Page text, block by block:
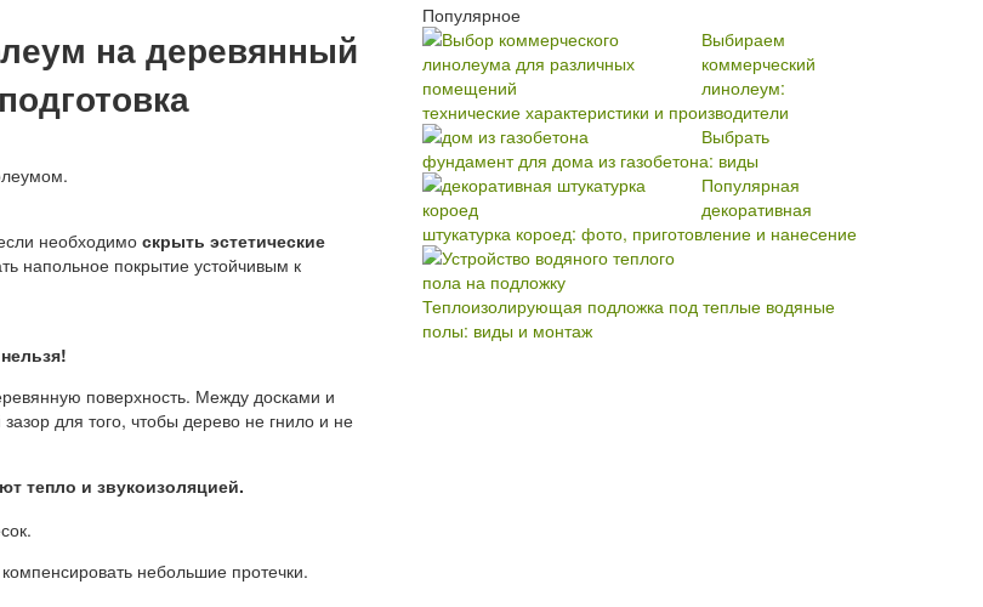
на деревянный
необходимо скрыть эстетические
напольное покрытие устойчивым к
поверхность. Между досками и
для того, чтобы дерево не гнило и не
тепло и звукоизоляцией.
небольшие протечки.
Популярное
Выбираем
коммерческий
линолеум:
технические характеристики и производители
Выбрать
фундамент для дома из газобетона: виды
Популярная
декоративная
штукатурка короед: фото, приготовление и нанесение
Теплоизолирующая подложка под теплые водяные
полы: виды и монтаж